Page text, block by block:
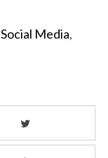
Social Media,